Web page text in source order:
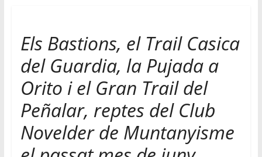
deporte
Els Bastions, el Trail Casica
del Guardia, la Pujada a
Orito i el Gran Trail del
Peñalar, reptes del Club
Novelder de Muntanyisme